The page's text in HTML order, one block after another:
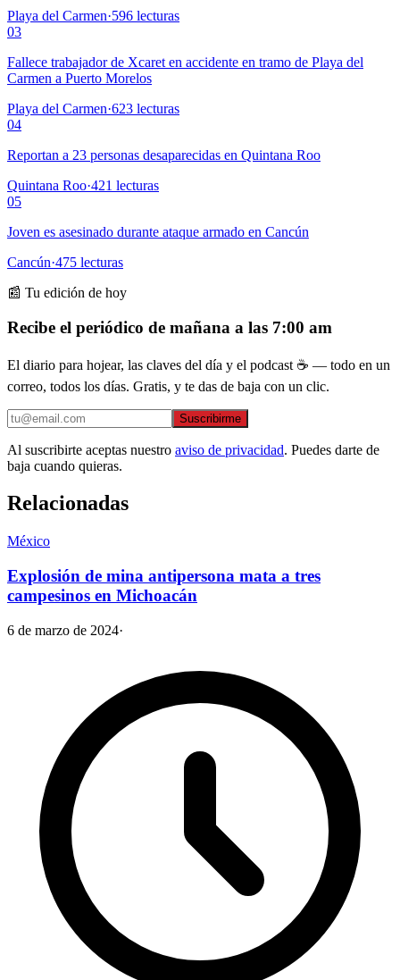
Playa del Carmen·596 lecturas
03
Fallece trabajador de Xcaret en accidente en tramo de Playa del
Carmen a Puerto Morelos
Playa del Carmen·623 lecturas
04
Reportan a 23 personas desaparecidas en Quintana Roo
Quintana Roo·421 lecturas
05
Joven es asesinado durante ataque armado en Cancún
Cancún·475 lecturas
📰 Tu edición de hoy
Recibe el periódico de mañana a las 7:00 am
El diario para hojear, las claves del día y el podcast ☕ — todo en un
correo, todos los días. Gratis, y te das de baja con un clic.
Suscribirme
Al suscribirte aceptas nuestro aviso de privacidad. Puedes darte de
baja cuando quieras.
Relacionadas
México
Explosión de mina antipersona mata a tres
campesinos en Michoacán
6 de marzo de 2024·